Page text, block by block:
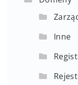
Inne